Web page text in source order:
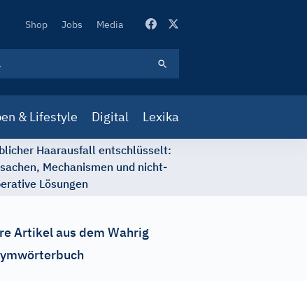
Secondary
Shop Jobs Media
& Lifestyle Digital Lexika
Haarausfall entschlüsselt:
Mechanismen und nicht-
Lösungen
Artikel aus dem Wahrig